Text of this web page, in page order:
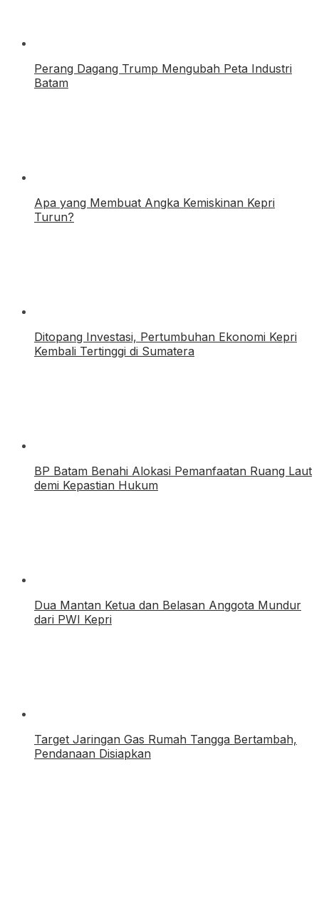
Perang Dagang Trump Mengubah Peta Industri
Batam
Apa yang Membuat Angka Kemiskinan Kepri
Turun?
Ditopang Investasi, Pertumbuhan Ekonomi Kepri
Kembali Tertinggi di Sumatera
BP Batam Benahi Alokasi Pemanfaatan Ruang Laut
demi Kepastian Hukum
Dua Mantan Ketua dan Belasan Anggota Mundur
dari PWI Kepri
Target Jaringan Gas Rumah Tangga Bertambah,
Pendanaan Disiapkan